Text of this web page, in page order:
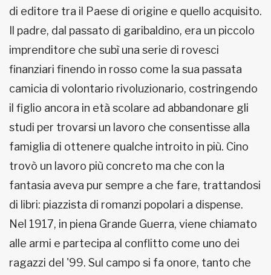
di editore tra il Paese di origine e quello acquisito.
Il padre, dal passato di garibaldino, era un piccolo
imprenditore che subì una serie di rovesci
finanziari finendo in rosso come la sua passata
camicia di volontario rivoluzionario, costringendo
il figlio ancora in età scolare ad abbandonare gli
studi per trovarsi un lavoro che consentisse alla
famiglia di ottenere qualche introito in più. Cino
trovò un lavoro più concreto ma che con la
fantasia aveva pur sempre a che fare, trattandosi
di libri: piazzista di romanzi popolari a dispense.
Nel 1917, in piena Grande Guerra, viene chiamato
alle armi e partecipa al conflitto come uno dei
ragazzi del '99. Sul campo si fa onore, tanto che